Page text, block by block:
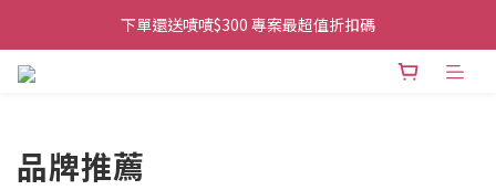
👉首次加入官方line送$200折價卷👈
下單還送嘖嘖$300 專案最超值折扣碼
品牌推薦